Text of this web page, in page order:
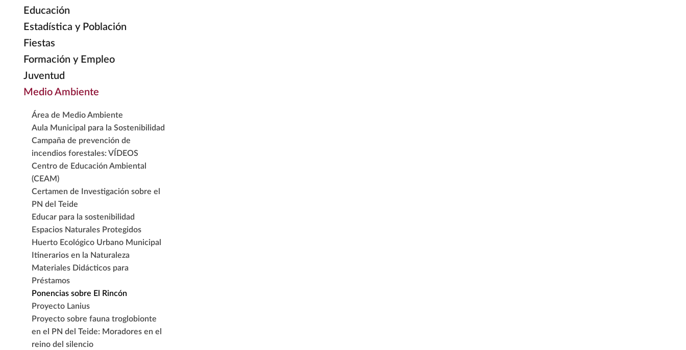
Educación
Estadística y Población
Fiestas
Formación y Empleo
Juventud
Medio Ambiente
Área de Medio Ambiente
Aula Municipal para la Sostenibilidad
Campaña de prevención de
incendios forestales: VÍDEOS
Centro de Educación Ambiental
(CEAM)
Certamen de Investigación sobre el
PN del Teide
Educar para la sostenibilidad
Espacios Naturales Protegidos
Huerto Ecológico Urbano Municipal
Itinerarios en la Naturaleza
Materiales Didácticos para
Préstamos
Ponencias sobre El Rincón
Proyecto Lanius
Proyecto sobre fauna troglobionte
en el PN del Teide: Moradores en el
reino del silencio